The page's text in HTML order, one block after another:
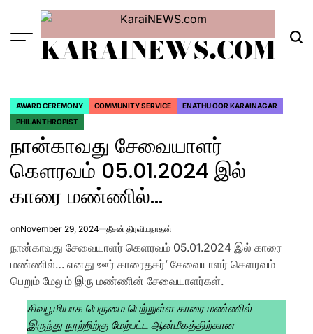
content
Menu KARAINEWS.COM
POSTED
IN
AWARD CEREMONY COMMUNITY SERVICE
ENATHU OOR KARAINAGAR
PHILANTHROPIST
நான்காவது சேவையாளர்
கெளரவம் 05.01.2024 இல்
காரை மண்ணில்…
onNovember 29, 2024 தீசன் திரவியநாதன்
நான்காவது சேவையாளர் கெளரவம் 05.01.2024 இல் காரை
மண்ணில்… எனது ஊர் காரைதகர்’ சேவையாளர் கெளரவம்
பெறும் மேலும் இரு மண்ணின் சேவையாளர்கள்.
சிவபூமியாக பெருமை பெற்றுள்ள காரை மண்ணில்
இருந்து நூற்றிற்கு மேற்பட்ட ஆன்மீகத்திற்கான